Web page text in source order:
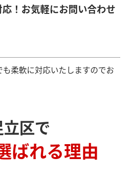
！お気軽にお問い合わせ
柔軟に対応いたしますのでお
区で
ばれる理由